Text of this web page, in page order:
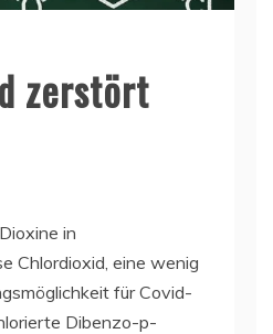
zerstört
in
Chlordioxid, eine wenig
für Covid-
Dibenzo-p-